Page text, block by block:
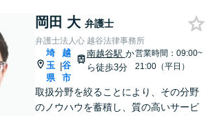
岡田 大 弁護士
弁護士法人心 越谷法律事務所
埼
玉
県
|
越
谷
市
南越谷駅 か
ら徒歩3分
営業時間：09:00~
21:00（平日）
取扱分野を絞ることにより、その分野
のノウハウを蓄積し、質の高いサービ